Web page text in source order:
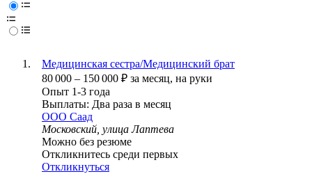
Медицинская сестра/Медицинский брат
80 000 – 150 000 ₽ за месяц, на руки
Опыт 1-3 года
Выплаты: Два раза в месяц
ООО Саад
Московский, улица Лаптева
Можно без резюме
Откликнитесь среди первых
Откликнуться